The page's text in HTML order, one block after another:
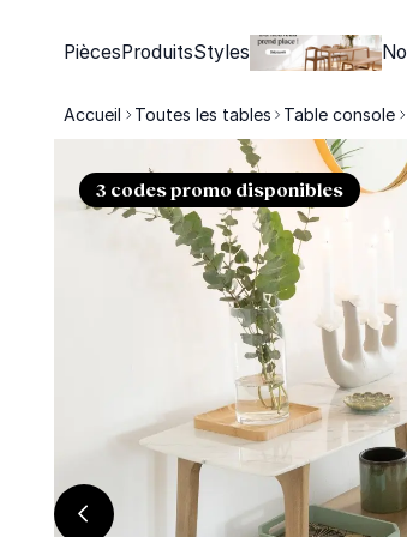
PiècesProduitsStyles
Accueil Toutes les tables Table console
3 codes promo disponibles